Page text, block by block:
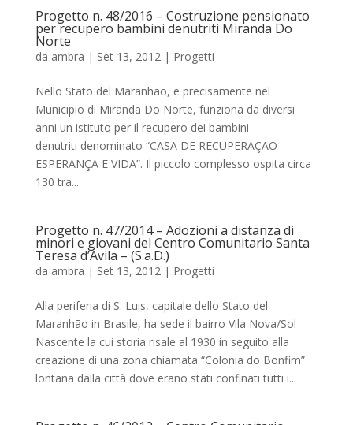
Progetto n. 48/2016 – Costruzione pensionato
per recupero bambini denutriti Miranda Do
Norte
da ambra | Set 13, 2012| Progetti
Nello Stato del Maranhão, e precisamente nel
Municipio di Miranda Do Norte, funziona da diversi
anni un istituto per il recupero dei bambini
denutriti denominato “CASA DE RECUPERAÇAO
ESPERANÇA E VIDA”. Il piccolo complesso ospita circa
130 tra...
Progetto n. 47/2014 – Adozioni a distanza di
minori e giovani del Centro Comunitario Santa
Teresa d’Avila – (S.a.D.)
da ambra | Set 13, 2012| Progetti
Alla periferia di S. Luis, capitale dello Stato del
Maranhão in Brasile, ha sede il bairro Vila Nova/Sol
Nascente la cui storia risale al 1930 in seguito alla
creazione di una zona chiamata “Colonia do Bonfim”
lontana dalla città dove erano stati confinati tutti i...